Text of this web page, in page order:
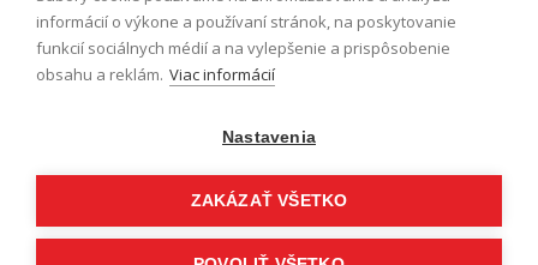
Môj profil
Zabudnuté heslo
Formulár pre odstúpenie od zmluvy
informácií o výkone a používaní stránok, na poskytovanie
funkcií sociálnych médií a na vylepšenie a prispôsobenie
obsahu a reklám. Viac informácií
Nastavenia
ZAKÁZAŤ VŠETKO